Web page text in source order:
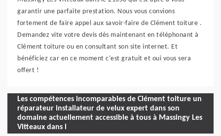
garantir une parfaite prestation. Nous vous convions
fortement de faire appel aux savoir-faire de Clément toiture .
Demandez vite votre devis dès maintenant en téléphonant à
Clément toiture ou en consultant son site internet. Et
bénéficiez car en ce moment c’est gratuit et oui vous sera
offert !
Les compétences incomparables de Clément toiture un
réparateur installateur de velux expert dans son
domaine actuellement accessible à tous à Massingy Les
Vitteaux dans l